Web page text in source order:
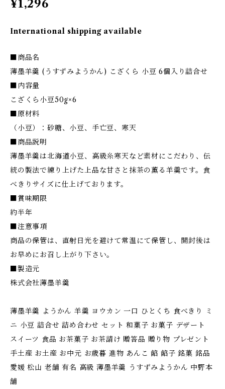
¥1,296
International shipping available
■商品名
薄墨羊羹 (うすずみようかん) こざくら 小豆 6個入り詰合せ
■内容量
こざくら小豆50g×6
■原材料
（小豆）：砂糖、小豆、手亡豆、寒天
■商品説明
薄墨羊羹は北海道小豆、高級糸寒天など素材にこだわり、伝
統の製法で練り上げた上品な甘さと抹茶の薫る羊羹です。食
べきりサイズに仕上げております。
■賞味期限
約半年
■注意事項
商品の保管は、直射日光を避けて常温にて保管し、開封後は
お早めにお召し上がり下さい。
■製造元
株式会社薄墨羊羹
薄墨羊羹 ようかん 羊羹 ヨウカン 一口 ひとくち 食べきり ミ
ニ 小豆 詰合せ 詰め合わせ セット 和菓子 お菓子 デザート
スイーツ 食品 お茶菓子 お茶請け 贈答品 贈り物 プレゼント
手土産 お土産 お中元 お歳暮 進物 あんこ 餡 餡子 銘菓 銘品
愛媛 松山 老舗 有名 高級 薄墨羊羹 うすずみようかん 中野本
舗